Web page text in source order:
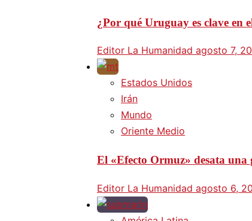
¿Por qué Uruguay es clave en
Editor La Humanidad agosto 7,
Estados Unidos
Irán
Mundo
Oriente Medio
El «Efecto Ormuz» desata
Editor La Humanidad agosto 6,